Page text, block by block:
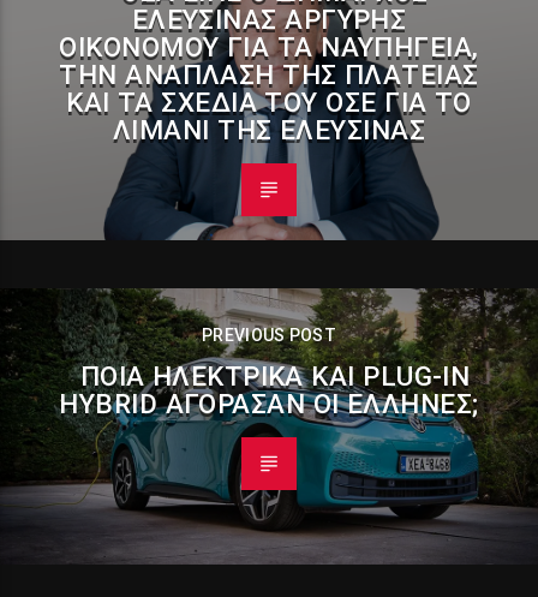
ΕΛΕΥΣΊΝΑΣ ΑΡΓΎΡΗΣ
ΟΙΚΟΝΌΜΟΥ ΓΙΑ ΤΑ ΝΑΥΠΗΓΕΊΑ,
ΤΗΝ ΑΝΆΠΛΑΣΗ ΤΗΣ ΠΛΑΤΕΊΑΣ
ΚΑΙ ΤΑ ΣΧΈΔΙΑ ΤΟΥ ΟΣΕ ΓΙΑ ΤΟ
ΛΙΜΆΝΙ ΤΗΣ ΕΛΕΥΣΊΝΑΣ
PREVIOUS POST
ΠΟΙΑ ΗΛΕΚΤΡΙΚΆ ΚΑΙ PLUG-IN
HYBRID ΑΓΌΡΑΣΑΝ ΟΙ ΈΛΛΗΝΕΣ;